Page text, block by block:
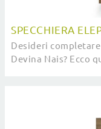
SPECCHIERA
Desideri
Devina Nais? Ecco